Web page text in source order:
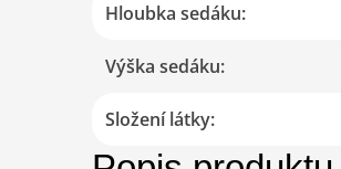
Hloubka sedáku:
Výška sedáku:
Složení látky: